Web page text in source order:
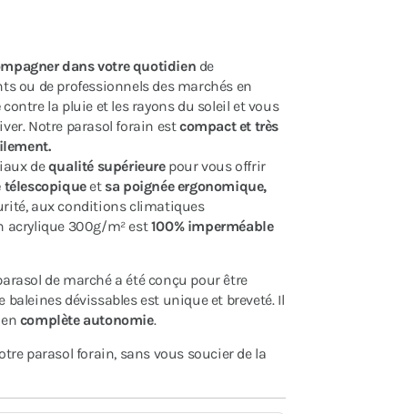
dans votre quotidien de
ou de professionnels des marchés en
contre la pluie et les rayons du soleil et vous
Notre parasol forain estcompact et très
dequalité supérieurepour vous offrir
télescopiqueet sa poignée ergonomique,
aux conditions climatiques
acrylique 300g/m² est100% imperméable
de marché a été conçu pour être
baleines dévissables est unique et breveté. Il
complète autonomie.
parasol forain, sans vous soucier de la